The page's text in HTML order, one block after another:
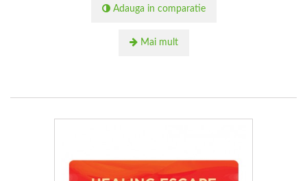
Adauga in comparatie
Mai mult